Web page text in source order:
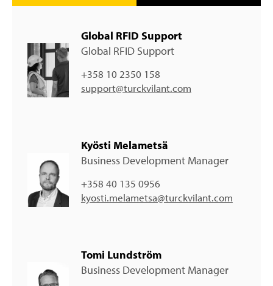
Global RFID Support
Global RFID Support
+358 10 2350 158
support@turckvilant.com
Kyösti Melametsä
Business Development Manager
+358 40 135 0956
kyosti.melametsa@turckvilant.com
Tomi Lundström
Business Development Manager